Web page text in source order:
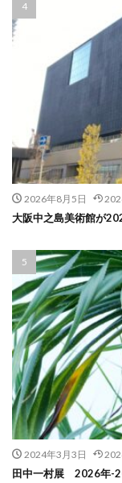
2026年8月5日
大阪中之島美術館が
2024年3月3日
田中一村展 2026年-